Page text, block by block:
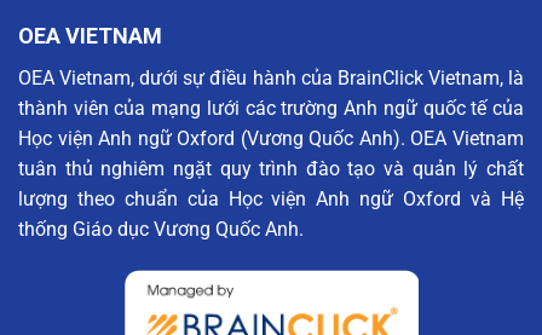
thí
Xuất
sắc
nhất
Khu
vực”
năm
2025
Cambridge
OEA VIETNAM
OEA Vietnam, dưới sự điều hành của BrainClick Vietnam, là
thành viên của mạng lưới các trường Anh ngữ quốc tế của
Học viện Anh ngữ Oxford (Vương Quốc Anh). OEA Vietnam
tuân thủ nghiêm ngặt quy trình đào tạo và quản lý chất
lượng theo chuẩn của Học viện Anh ngữ Oxford và Hệ
thống Giáo dục Vương Quốc Anh.